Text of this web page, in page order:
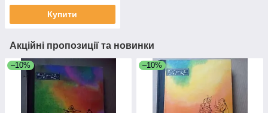
Купити
Акційні пропозиції та новинки
–10% –10%